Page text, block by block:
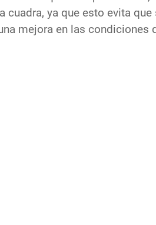
cuadra, ya que esto evita
mejora en las